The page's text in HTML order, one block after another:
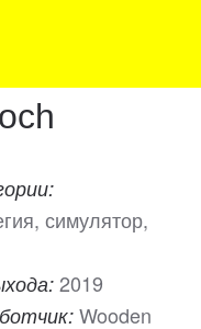
симулятор,
2019
Wooden